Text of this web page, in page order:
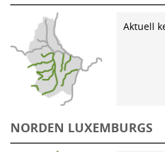
Aktuell
NORDEN LUXEMBURGS